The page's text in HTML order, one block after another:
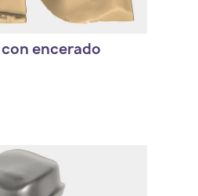
encerado
crear encerados